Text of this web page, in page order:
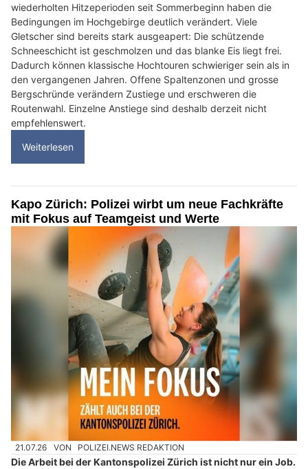
wiederholten Hitzeperioden seit Sommerbeginn haben die
Bedingungen im Hochgebirge deutlich verändert. Viele
Gletscher sind bereits stark ausgeapert: Die schützende
Schneeschicht ist geschmolzen und das blanke Eis liegt frei.
Dadurch können klassische Hochtouren schwieriger sein als in
den vergangenen Jahren. Offene Spaltenzonen und grosse
Bergschründe verändern Zustiege und erschweren die
Routenwahl. Einzelne Anstiege sind deshalb derzeit nicht
empfehlenswert.
Weiterlesen
Kapo Zürich: Polizei wirbt um neue Fachkräfte
mit Fokus auf Teamgeist und Werte
21.07.26 VON POLIZEI.NEWS REDAKTION
Die Arbeit bei der Kantonspolizei Zürich ist nicht nur ein Job.